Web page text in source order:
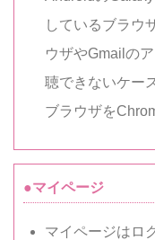
しているブラウ
ウザやGmailの
聴できないケー
ブラウザを
●マイページ
マイページはロ